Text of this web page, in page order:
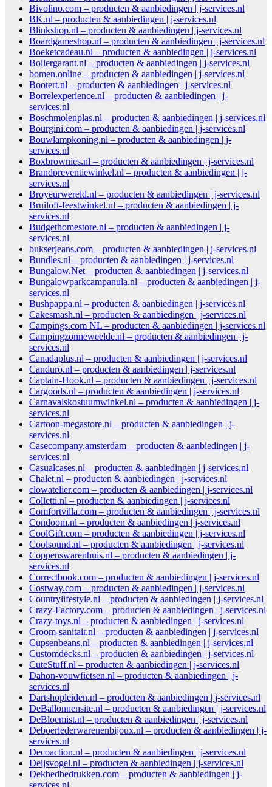
Bivolino.com – producten & aanbiedingen | j-services.nl
BK.nl – producten & aanbiedingen | j-services.nl
Blinkshop.nl – producten & aanbiedingen | j-services.nl
Boardgameshop.nl – producten & aanbiedingen | j-services.nl
Boeketcadeau.nl – producten & aanbiedingen | j-services.nl
Boilergarant.nl – producten & aanbiedingen | j-services.nl
bomen.online – producten & aanbiedingen | j-services.nl
Bootert.nl – producten & aanbiedingen | j-services.nl
Borrelexperience.nl – producten & aanbiedingen | j-
services.nl
Boschmolenplas.nl – producten & aanbiedingen | j-services.nl
Bourgini.com – producten & aanbiedingen | j-services.nl
Bouwlampkoning.nl – producten & aanbiedingen | j-
services.nl
Boxbrownies.nl – producten & aanbiedingen | j-services.nl
Brandpreventiewinkel.nl – producten & aanbiedingen | j-
services.nl
Broyeurwereld.nl – producten & aanbiedingen | j-services.nl
Bruiloft-feestwinkel.nl – producten & aanbiedingen | j-
services.nl
Budgethomestore.nl – producten & aanbiedingen | j-
services.nl
bukserjeans.com – producten & aanbiedingen | j-services.nl
Bundles.nl – producten & aanbiedingen | j-services.nl
Bungalow.Net – producten & aanbiedingen | j-services.nl
Bungalowparkcampanula.nl – producten & aanbiedingen | j-
services.nl
Bushpappa.nl – producten & aanbiedingen | j-services.nl
Cakesmash.nl – producten & aanbiedingen | j-services.nl
Campings.com NL – producten & aanbiedingen | j-services.nl
Campingzonneweelde.nl – producten & aanbiedingen | j-
services.nl
Canadaplus.nl – producten & aanbiedingen | j-services.nl
Canduro.nl – producten & aanbiedingen | j-services.nl
Captain-Hook.nl – producten & aanbiedingen | j-services.nl
Cargoods.nl – producten & aanbiedingen | j-services.nl
Carnavalskostuumwinkel.nl – producten & aanbiedingen | j-
services.nl
Cartoon-megastore.nl – producten & aanbiedingen | j-
services.nl
Casecompany.amsterdam – producten & aanbiedingen | j-
services.nl
Casualcases.nl – producten & aanbiedingen | j-services.nl
Chalet.nl – producten & aanbiedingen | j-services.nl
clowatelier.com – producten & aanbiedingen | j-services.nl
Colletti.nl – producten & aanbiedingen | j-services.nl
Comfortvilla.com – producten & aanbiedingen | j-services.nl
Condoom.nl – producten & aanbiedingen | j-services.nl
CoolGift.com – producten & aanbiedingen | j-services.nl
Coolsound.nl – producten & aanbiedingen | j-services.nl
Coppenswarenhuis.nl – producten & aanbiedingen | j-
services.nl
Correctbook.com – producten & aanbiedingen | j-services.nl
Costway.com – producten & aanbiedingen | j-services.nl
Countrylifestyle.nl – producten & aanbiedingen | j-services.nl
Crazy-Factory.com – producten & aanbiedingen | j-services.nl
Crazy-toys.nl – producten & aanbiedingen | j-services.nl
Croom-sanitair.nl – producten & aanbiedingen | j-services.nl
Cupsenbeans.nl – producten & aanbiedingen | j-services.nl
Customdecks.nl – producten & aanbiedingen | j-services.nl
CuteStuff.nl – producten & aanbiedingen | j-services.nl
Dahon-vouwfietsen.nl – producten & aanbiedingen | j-
services.nl
Dartshopleiden.nl – producten & aanbiedingen | j-services.nl
DeBallonnensite.nl – producten & aanbiedingen | j-services.nl
DeBloemist.nl – producten & aanbiedingen | j-services.nl
Deboerlederwarenenbijoux.nl – producten & aanbiedingen | j-
services.nl
Decoaction.nl – producten & aanbiedingen | j-services.nl
Deijsvogel.nl – producten & aanbiedingen | j-services.nl
Dekbedbedrukken.com – producten & aanbiedingen | j-
services.nl